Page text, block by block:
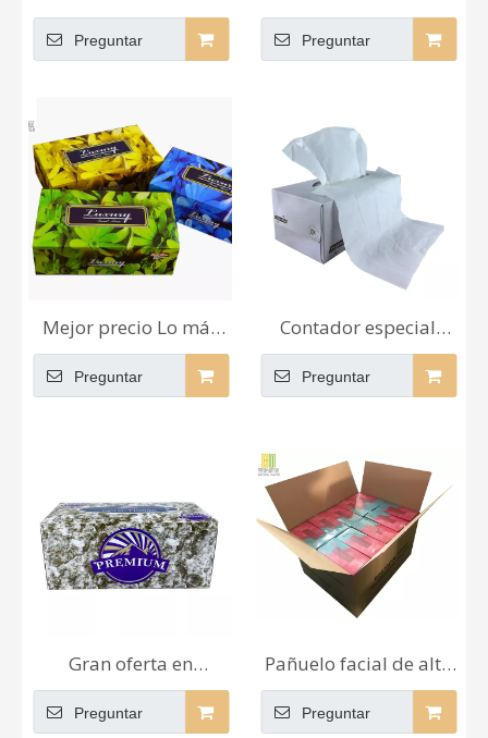
bambú de lujo con
logotipo
de 2 capas para
envolver regalos,
pañuelo facial
agradable en China
Preguntar
caliente de nuevos
productos, pañuelos
tisú, fabricantes
Preguntar
Mejor precio Lo más
nuevo, alta, buena
calidad, precio bajo,
Preguntar
Contador especial
Mejor precio Venta
Proveedor de pañuelos
facial premium de 3
capas al por mayor
Preguntar
Gran oferta en
pañuelos de baño de
papel seda al por
Preguntar
Pañuelo facial de alta
calidad barato a
estrenar papel de seda
Preguntar